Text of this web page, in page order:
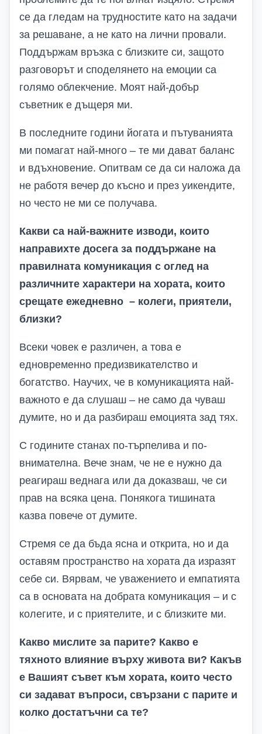
се да гледам на трудностите като на задачи
за решаване, а не като на лични провали.
Поддържам връзка с близките си, защото
разговорът и споделянето на емоции са
голямо облекчение. Моят най-добър
съветник е дъщеря ми.
В последните години йогата и пътуванията
ми помагат най-много – те ми дават баланс
и вдъхновение. Опитвам се да си наложа да
не работя вечер до късно и през уикендите,
но често не ми се получава.
Какви са най-важните изводи, които
направихте досега за поддържане на
правилната комуникация с оглед на
различните характери на хората, които
срещате ежедневно – колеги, приятели,
близки?
Всеки човек е различен, а това е
едновременно предизвикателство и
богатство. Научих, че в комуникацията най-
важното е да слушаш – не само да чуваш
думите, но и да разбираш емоцията зад тях.
С годините станах по-търпелива и по-
внимателна. Вече знам, че не е нужно да
реагираш веднага или да доказваш, че си
прав на всяка цена. Понякога тишината
казва повече от думите.
Стремя се да бъда ясна и открита, но и да
оставям пространство на хората да изразят
себе си. Вярвам, че уважението и емпатията
са в основата на добрата комуникация – и с
колегите, и с приятелите, и с близките ми.
Какво мислите за парите? Какво е
тяхното влияние върху живота ви? Какъв
е Вашият съвет към хората, които често
си задават въпроси, свързани с парите и
колко достатъчни са те?